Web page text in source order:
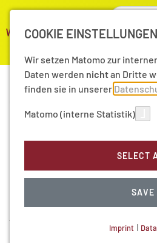
der Zukunft
Podiumsdiskussion am
Prof. Dr. med. Hanna
W. Lohse, Dr. med. Dipl. Oec.
COOKIE EINSTELLUNGEN
Wir setzen Matomo zur
Daten werden nichtan Dritte
finden sie in unserer
Matomo (interne Statistik)
SELECT
SAVE
Imprint |